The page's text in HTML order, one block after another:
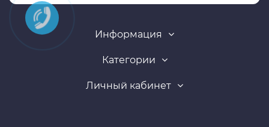
Информация
Категории
Личный кабинет